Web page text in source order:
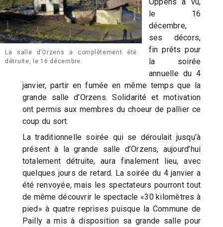
La salle d’Orzens a complètement été
détruite, le 16 décembre.
le 16
décembre,
ses décors,
fin prêts pour
la soirée
annuelle du 4
janvier, partir en fumée en même temps que la
grande salle d’Orzens. Solidarité et motivation
ont permis aux membres du choeur de pallier ce
coup du sort.
La traditionnelle soirée qui se déroulait jusqu’à
présent à la grande salle d’Orzens, aujourd’hui
totalement détruite, aura finalement lieu, avec
quelques jours de retard. La soirée du 4 janvier a
été renvoyée, mais les spectateurs pourront tout
de même découvrir le spectacle «30 kilomètres à
pied» à quatre reprises puisque la Commune de
Pailly a mis à disposition sa grande salle pour